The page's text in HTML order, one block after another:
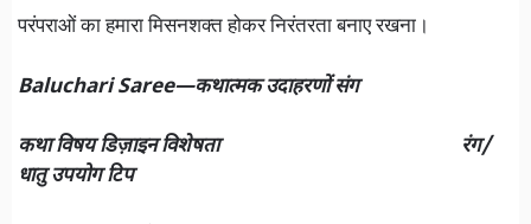
परंपराओं का हमारा मिसनशक्त होकर निरंतरता बनाए रखना।
Baluchari Saree—कथात्मक उदाहरणों संग
कथा विषय डिज़ाइन विशेषता रंग/
धातु उपयोग टिप